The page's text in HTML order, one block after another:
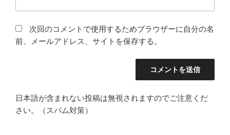
次回のコメントで使用するためブラウザーに自分の名
前、メールアドレス、サイトを保存する。
日本語が含まれない投稿は無視されますのでご注意くだ
さい。（スパム対策）